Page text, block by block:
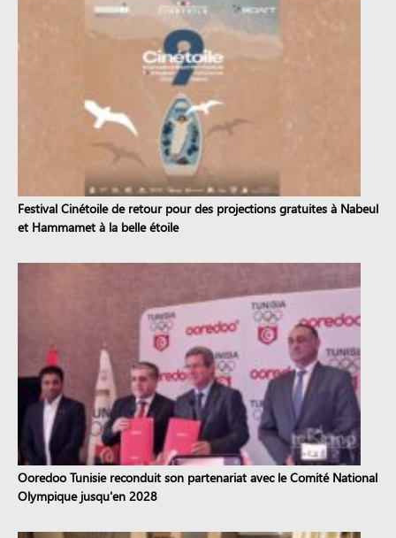
Festival Cinétoile de retour pour des projections gratuites à Nabeul
et Hammamet à la belle étoile
Ooredoo Tunisie reconduit son partenariat avec le Comité National
Olympique jusqu'en 2028